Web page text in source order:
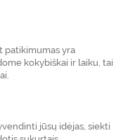
patikimumas yra
kokybiškai ir laiku, tai
jūsų idėjas, siekti